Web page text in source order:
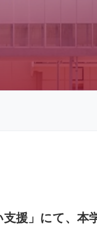
支援」にて、本